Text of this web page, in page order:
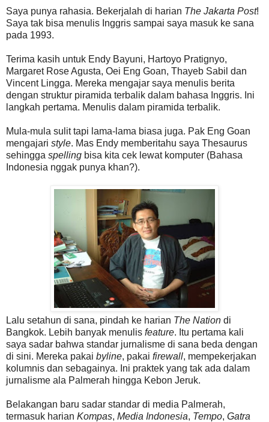
Saya punya rahasia. Bekerjalah di harian The Jakarta Post!
Saya tak bisa menulis Inggris sampai saya masuk ke sana
pada 1993.
Terima kasih untuk Endy Bayuni, Hartoyo Pratignyo,
Margaret Rose Agusta, Oei Eng Goan, Thayeb Sabil dan
Vincent Lingga. Mereka mengajar saya menulis berita
dengan struktur piramida terbalik dalam bahasa Inggris. Ini
langkah pertama. Menulis dalam piramida terbalik.
Mula-mula sulit tapi lama-lama biasa juga. Pak Eng Goan
mengajari style. Mas Endy memberitahu saya Thesaurus
sehingga spelling bisa kita cek lewat komputer (Bahasa
Indonesia nggak punya khan?).
Lalu setahun di sana, pindah ke harian The Nation di
Bangkok. Lebih banyak menulis feature. Itu pertama kali
saya sadar bahwa standar jurnalisme di sana beda dengan
di sini. Mereka pakai byline, pakai firewall, mempekerjakan
kolumnis dan sebagainya. Ini praktek yang tak ada dalam
jurnalisme ala Palmerah hingga Kebon Jeruk.
Belakangan baru sadar standar di media Palmerah,
termasuk harian Kompas, Media Indonesia, Tempo, Gatra